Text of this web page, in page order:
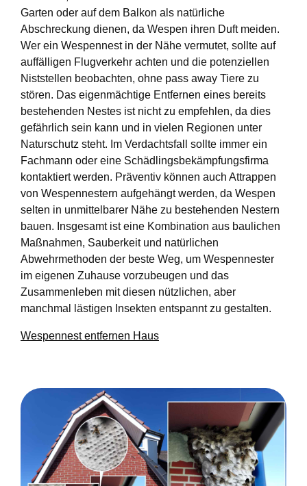
Garten oder auf dem Balkon als natürliche
Abschreckung dienen, da Wespen ihren Duft meiden.
Wer ein Wespennest in der Nähe vermutet, sollte auf
auffälligen Flugverkehr achten und die potenziellen
Niststellen beobachten, ohne pass away Tiere zu
stören. Das eigenmächtige Entfernen eines bereits
bestehenden Nestes ist nicht zu empfehlen, da dies
gefährlich sein kann und in vielen Regionen unter
Naturschutz steht. Im Verdachtsfall sollte immer ein
Fachmann oder eine Schädlingsbekämpfungsfirma
kontaktiert werden. Präventiv können auch Attrappen
von Wespennestern aufgehängt werden, da Wespen
selten in unmittelbarer Nähe zu bestehenden Nestern
bauen. Insgesamt ist eine Kombination aus baulichen
Maßnahmen, Sauberkeit und natürlichen
Abwehrmethoden der beste Weg, um Wespennester
im eigenen Zuhause vorzubeugen und das
Zusammenleben mit diesen nützlichen, aber
manchmal lästigen Insekten entspannt zu gestalten.
Wespennest entfernen Haus